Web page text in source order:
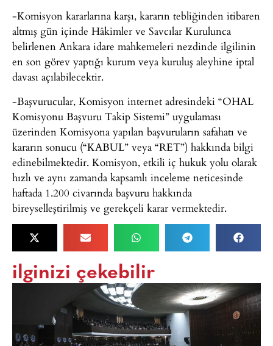
-Komisyon kararlarına karşı, kararın tebliğinden itibaren
altmış gün içinde Hâkimler ve Savcılar Kurulunca
belirlenen Ankara idare mahkemeleri nezdinde ilgilinin
en son görev yaptığı kurum veya kuruluş aleyhine iptal
davası açılabilecektir.
-Başvurucular, Komisyon internet adresindeki “OHAL
Komisyonu Başvuru Takip Sistemi” uygulaması
üzerinden Komisyona yapılan başvuruların safahatı ve
kararın sonucu (“KABUL” veya “RET”) hakkında bilgi
edinebilmektedir. Komisyon, etkili iç hukuk yolu olarak
hızlı ve aynı zamanda kapsamlı inceleme neticesinde
haftada 1.200 civarında başvuru hakkında
bireyselleştirilmiş ve gerekçeli karar vermektedir.
ilginizi çekebilir